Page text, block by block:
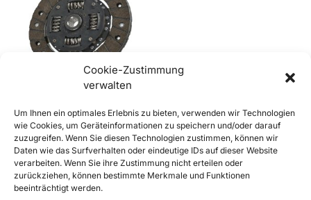
Cookie-Zustimmung
verwalten
Um Ihnen ein optimales Erlebnis zu bieten, verwenden wir Technologien
wie Cookies, um Geräteinformationen zu speichern und/oder darauf
zuzugreifen. Wenn Sie diesen Technologien zustimmen, können wir
Daten wie das Surfverhalten oder eindeutige IDs auf dieser Website
verarbeiten. Wenn Sie ihre Zustimmung nicht erteilen oder
zurückziehen, können bestimmte Merkmale und Funktionen
beeinträchtigt werden.
356 BT6, C und 912
Mitnehmerscheibe,
Kupplungsscheibe 200mm
€198,00 inkl. Mwst
Enthält 20% Mwst
zzgl.Versand